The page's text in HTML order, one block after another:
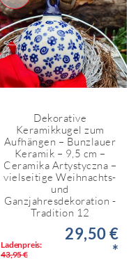
Dekorative
Keramikkugel zum
Aufhängen – Bunzlauer
Keramik – 9,5 cm –
Ceramika Artystyczna –
vielseitige Weihnachts-
und
Ganzjahresdekoration -
Tradition 12
Ladenpreis:
43,95 €
29,50 €
*